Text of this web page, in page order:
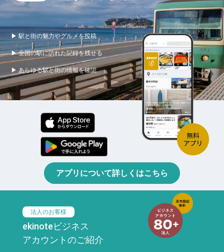
▶ 駅と街の魅力やグルメを投稿
▶ 全国の駅に訪れた記録を残せる
▶ あらゆる駅と街の情報を確認
アプリについて詳しくはこちら
法人のお客様
ekinoteビジネス
アカウントのご紹介